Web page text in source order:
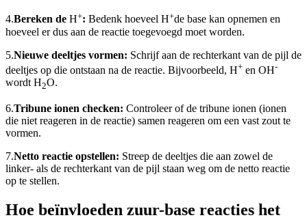
4.Bereken de H+: Bedenk hoeveel H+de base kan opnemen en
hoeveel er dus aan de reactie toegevoegd moet worden.
5.Nieuwe deeltjes vormen: Schrijf aan de rechterkant van de pijl de
deeltjes op die ontstaan na de reactie. Bijvoorbeeld, H+ en OH-
wordt H2O.
6.Tribune ionen checken: Controleer of de tribune ionen (ionen
die niet reageren in de reactie) samen reageren om een vast zout te
vormen.
7.Netto reactie opstellen: Streep de deeltjes die aan zowel de
linker- als de rechterkant van de pijl staan weg om de netto reactie
op te stellen.
Hoe beïnvloeden zuur-base reacties het